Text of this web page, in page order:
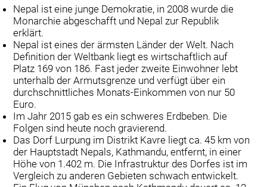
Nepal ist eine junge Demokratie, in 2008 wurde die
Monarchie abgeschafft und Nepal zur Republik
erklärt.
Nepal ist eines der ärmsten Länder der Welt. Nach
Definition der Weltbank liegt es wirtschaftlich auf
Platz 169 von 186. Fast jeder zweite Einwohner lebt
unterhalb der Armutsgrenze und verfügt über ein
durchschnittliches Monats-Einkommen von nur 50
Euro.
Im Jahr 2015 gab es ein schweres Erdbeben. Die
Folgen sind heute noch gravierend.
Das Dorf Lurpung im Distrikt Kavre liegt ca. 45 km von
der Hauptstadt Nepals, Kathmandu, entfernt, in einer
Höhe von 1.402 m. Die Infrastruktur des Dorfes ist im
Vergleich zu anderen Gebieten schwach entwickelt.